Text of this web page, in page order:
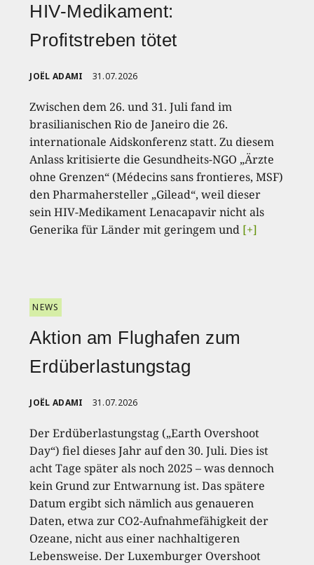
HIV-Medikament:
Profitstreben tötet
JOËL ADAMI 31.07.2026
Zwischen dem 26. und 31. Juli fand im
brasilianischen Rio de Janeiro die 26.
internationale Aidskonferenz statt. Zu diesem
Anlass kritisierte die Gesundheits-NGO „Ärzte
ohne Grenzen“ (Médecins sans frontieres, MSF)
den Pharmahersteller „Gilead“, weil dieser
sein HIV-Medikament Lenacapavir nicht als
Generika für Länder mit geringem und [+]
NEWS
Aktion am Flughafen zum
Erdüberlastungstag
JOËL ADAMI 31.07.2026
Der Erdüberlastungstag („Earth Overshoot
Day“) fiel dieses Jahr auf den 30. Juli. Dies ist
acht Tage später als noch 2025 – was dennoch
kein Grund zur Entwarnung ist. Das spätere
Datum ergibt sich nämlich aus genaueren
Daten, etwa zur CO2-Aufnahmefähigkeit der
Ozeane, nicht aus einer nachhaltigeren
Lebensweise. Der Luxemburger Overshoot